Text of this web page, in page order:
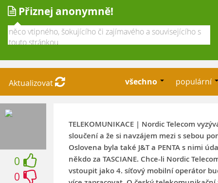
Přiznej anonymně!
Aktualizovat všechno populární
0
0
TELEKOMUNIKACE | Nordic Telecom
sloučení a že si navzájem mezi s sebou
Oslovena byla také J&T a PENTA s nimi
někdo za TASCIANE. Chce-li Nordic
vstoupit jako 4. síťový mobilní operátor